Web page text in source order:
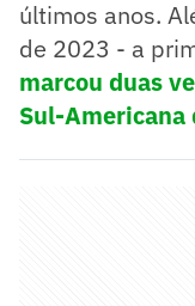
últimos anos.
de 2023 - a
marcou duas
Sul-Americana